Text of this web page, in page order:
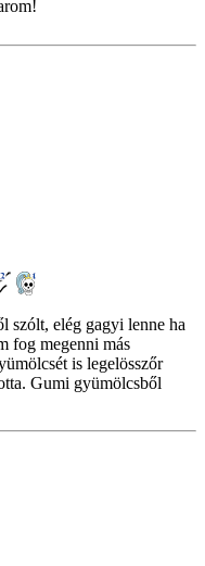
szólt, elég gagyi lenne ha
fog megenni más
is legelösszőr
Gumi gyümölcsből